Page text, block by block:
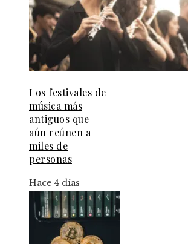
Los festivales de
música más
antiguos que
aún reúnen a
miles de
personas
Hace 4 días